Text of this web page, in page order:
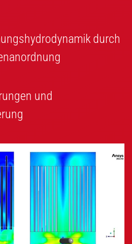
durch
und